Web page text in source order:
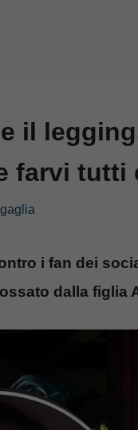
il
farvi tutti
i fan dei
dalla figlia